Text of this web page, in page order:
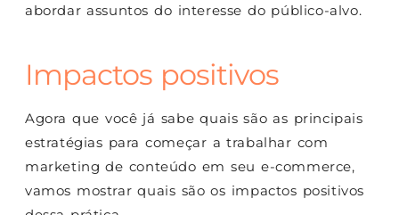
abordar assuntos do interesse do público-alvo.
Impactos positivos
Agora que você já sabe quais são as principais
estratégias para começar a trabalhar com
marketing de conteúdo em seu e-commerce,
vamos mostrar quais são os impactos positivos